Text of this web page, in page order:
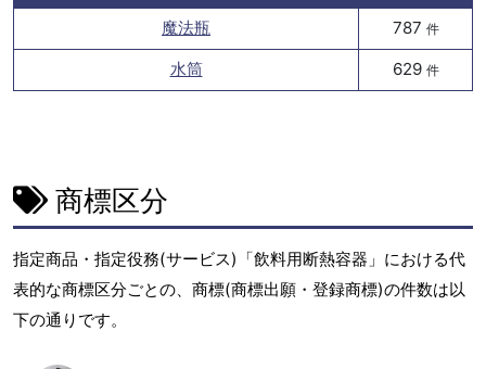
魔法瓶 787 件
水筒 629 件
商標区分
指定商品・指定役務(サービス)「飲料用断熱容器」における代
表的な商標区分ごとの、商標(商標出願・登録商標)の件数は以
下の通りです。